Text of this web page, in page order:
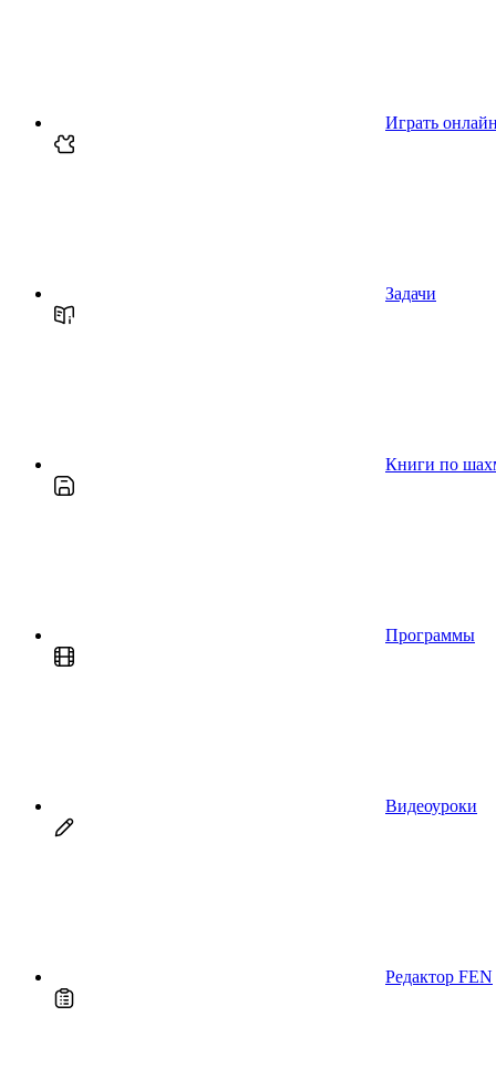
Играть онлайн
Задачи
Книги по
Программы
Видеоуроки
Редактор FEN